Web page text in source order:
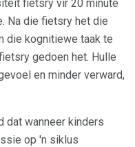
fietsry vir 20 minute
Na die fietsry het die
die kognitiewe taak te
gedoen het. Hulle
en minder verward,
dat wanneer kinders
op 'n siklus